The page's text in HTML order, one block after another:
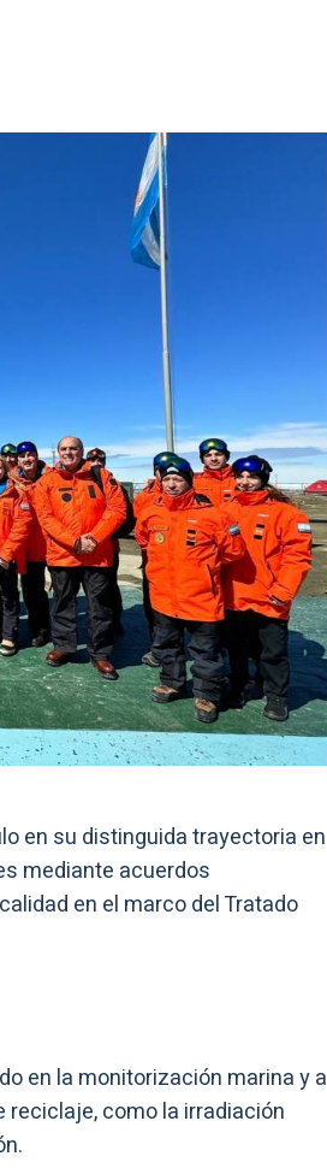
en su distinguida trayectoria en
mediante acuerdos
en el marco del Tratado
en la monitorización marina y a
como la irradiación